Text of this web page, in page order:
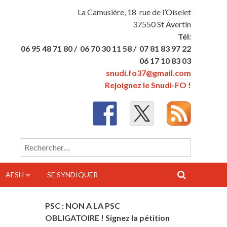
La Camusière, 18 rue de l’Oiselet
37550 St Avertin
Tél:
06 95 48 71 80 / 06 70 30 11 58 / 07 81 83 97 22
06 17 10 83 03
snudi.fo37@gmail.com
Rejoignez le Snudi-FO !
Rechercher :
AESH SE SYNDIQUER
PSC : NON A LA PSC
OBLIGATOIRE ! Signez la pétition